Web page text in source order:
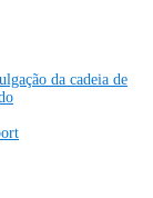
da cadeia de